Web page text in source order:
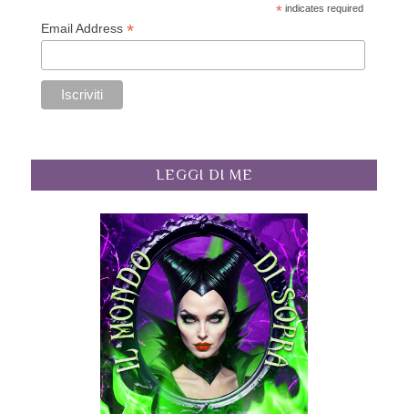
* indicates required
Email Address*
LEGGI DI ME